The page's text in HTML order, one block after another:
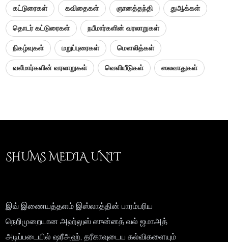
கட்டுரைகள் கவிதைகள் ஞானத்தந்தி துஆக்கள்
தொடர் கட்டுரைகள் நபீமார்களின் வரலாறுகள்
நிகழ்வுகள் மறுப்புரைகள் மௌலித்கள்
வலீமார்களின் வரலாறுகள் வெளியீடுகள் ஸலவாதுகள்
SHUMS MEDIA UNIT
இவ் இணையத்தளம் இஸ்லாத்தின் பாரம்பரிய
நெறிமுறையான அஹ்லுஸ் ஸுன்னத் வல் ஜமாஅத்
அடிப்படையில் ஷரீஅஹ், தரீகாவுடைய கல்விகளையும்